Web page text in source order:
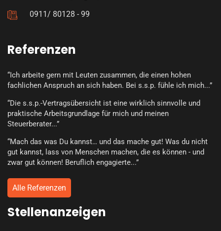
0911/ 80128 - 99
Referenzen
“Ich arbeite gern mit Leuten zusammen, die einen hohen
fachlichen Anspruch an sich haben. Bei s.s.p. fühle ich mich...”
“Die s.s.p.-Vertragsübersicht ist eine wirklich sinnvolle und
praktische Arbeitsgrundlage für mich und meinen
Steuerberater...”
“Mach das was Du kannst… und das mache gut! Was du nicht
gut kannst, lass von Menschen machen, die es können - und
zwar gut können! Beruflich engagierte...”
Alle Referenzen
Stellenanzeigen